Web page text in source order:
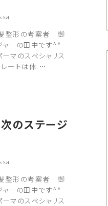
髪整形の考案者 御
ーの田中です^^
マのスペシャリス
ートは体 …
のステージ
髪整形の考案者 御
ーの田中です^^
マのスペシャリス